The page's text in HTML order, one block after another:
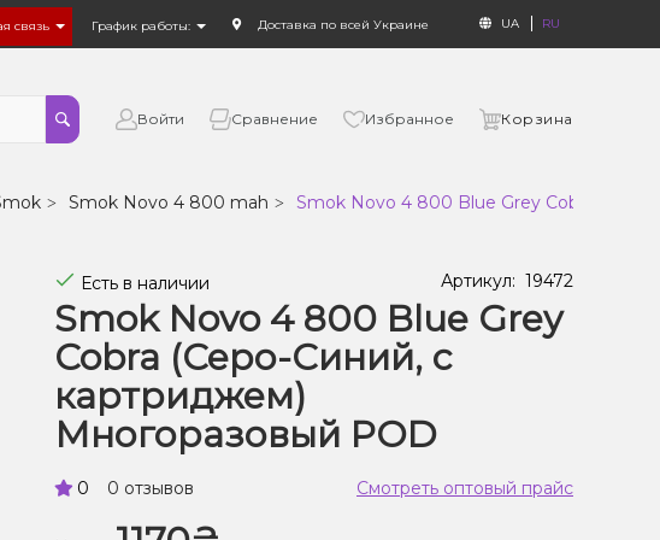
связь График работы: Доставка по всей Украине UA RU
Войти Сравнение Избранное Корзина
Smok Novo 4 800 mah Smok Novo 4 800 Blue Grey Cobra
Есть в наличии Артикул: 19472
Smok Novo 4 800 Blue Grey
Cobra (Серо-Синий, с
картриджем)
Многоразовый POD
0 0 отзывов Смотреть оптовый прайс